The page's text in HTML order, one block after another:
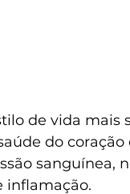
de vida
do
sanguínea,
inflamação.